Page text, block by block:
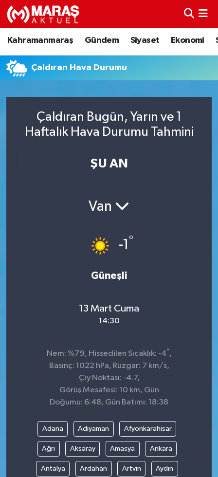
Kahramanmaraş Gündem Siyaset Ekonomi
Çaldıran Hava Durumu
Çaldıran Bugün, Yarın ve 1
Haftalık Hava Durumu Tahmini
ŞU AN
Van
-1°
Güneşli
13 Mart Cuma
14:30
Nem: %79, Hissedilen Sıcaklık: -4° ,
Basınç: 1022 hPa, Rüzgar: 7 km/s,
Çiy Noktası: -4.7,
Görüş Mesafesi: 10 km, Gün
Doğumu: 6:48, Gün Batımı: 18:38
Adana Adıyaman Afyonkarahisar
Ağrı Aksaray Amasya Ankara
Antalya Ardahan Artvin Aydın
Kahramanmaraş
Ekonomi
Spor
Nöbetçi Eczaneler
Trafik Durumu
TFF 3.Lig 4.Grup Puan Durumu ve Fikstür